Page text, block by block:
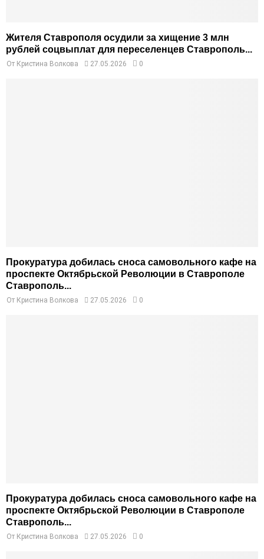
Жителя Ставрополя осудили за хищение 3 млн
рублей соцвыплат для переселенцев Ставрополь...
От Кристина Волкова 27.05.2026 0
Прокуратура добилась сноса самовольного кафе на
проспекте Октябрьской Революции в Ставрополе
Ставрополь...
От Кристина Волкова 27.05.2026 0
Прокуратура добилась сноса самовольного кафе на
проспекте Октябрьской Революции в Ставрополе
Ставрополь...
От Кристина Волкова 27.05.2026 0